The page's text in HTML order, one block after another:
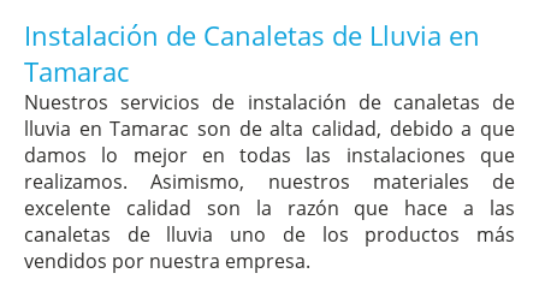
Instalación de Canaletas de Lluvia en
Tamarac
Nuestros servicios de instalación de canaletas de
lluvia en Tamarac son de alta calidad, debido a que
damos lo mejor en todas las instalaciones que
realizamos. Asimismo, nuestros materiales de
excelente calidad son la razón que hace a las
canaletas de lluvia uno de los productos más
vendidos por nuestra empresa.